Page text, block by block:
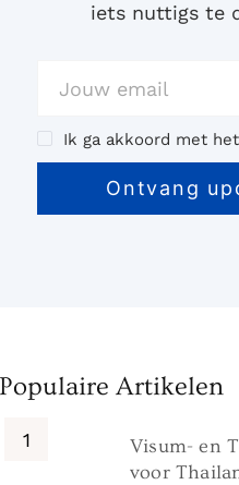
iets nuttigs te
Ik ga akkoord met
Populaire Artikelen
Visum- en
voor